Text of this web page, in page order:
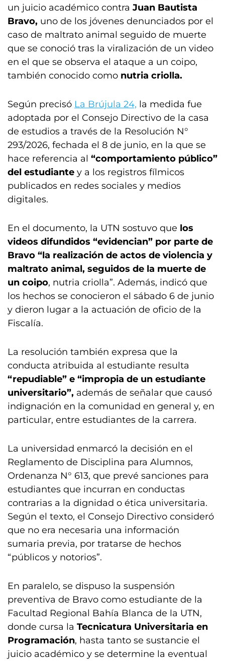
un juicio académico contra Juan Bautista
Bravo, uno de los jóvenes denunciados por el
caso de maltrato animal seguido de muerte
que se conoció tras la viralización de un video
en el que se observa el ataque a un coipo,
también conocido como nutria criolla.
Según precisó La Brújula 24, la medida fue
adoptada por el Consejo Directivo de la casa
de estudios a través de la Resolución N°
293/2026, fechada el 8 de junio, en la que se
hace referencia al “comportamiento público”
del estudiante y a los registros fílmicos
publicados en redes sociales y medios
digitales.
En el documento, la UTN sostuvo que los
videos difundidos “evidencian” por parte de
Bravo “la realización de actos de violencia y
maltrato animal, seguidos de la muerte de
un coipo, nutria criolla”. Además, indicó que
los hechos se conocieron el sábado 6 de junio
y dieron lugar a la actuación de oficio de la
Fiscalía.
La resolución también expresa que la
conducta atribuida al estudiante resulta
“repudiable” e “impropia de un estudiante
universitario”, además de señalar que causó
indignación en la comunidad en general y, en
particular, entre estudiantes de la carrera.
La universidad enmarcó la decisión en el
Reglamento de Disciplina para Alumnos,
Ordenanza N° 613, que prevé sanciones para
estudiantes que incurran en conductas
contrarias a la dignidad o ética universitaria.
Según el texto, el Consejo Directivo consideró
que no era necesaria una información
sumaria previa, por tratarse de hechos
“públicos y notorios”.
En paralelo, se dispuso la suspensión
preventiva de Bravo como estudiante de la
Facultad Regional Bahía Blanca de la UTN,
donde cursa la Tecnicatura Universitaria en
Programación, hasta tanto se sustancie el
juicio académico y se determine la eventual